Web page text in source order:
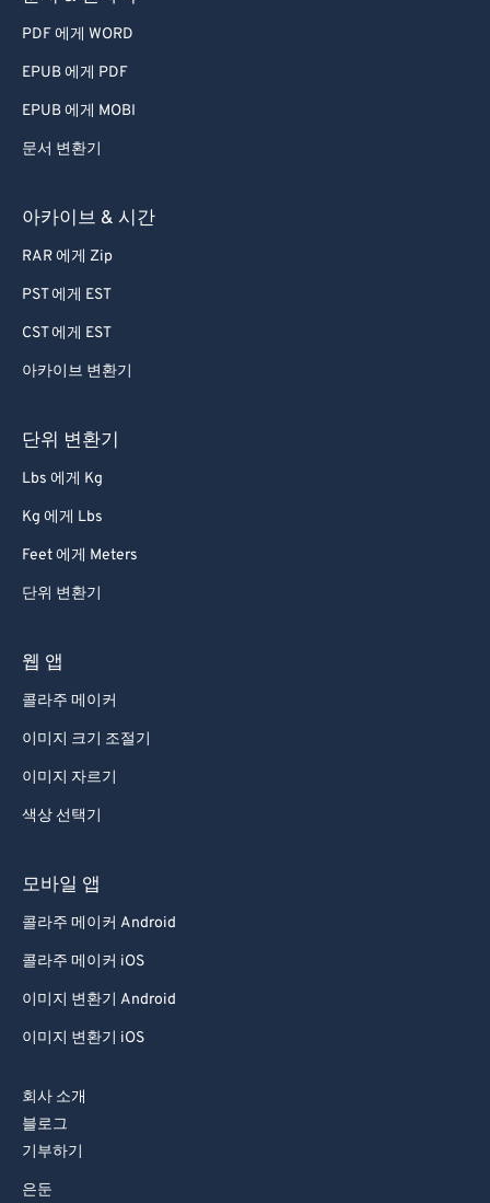
PDF 에게 WORD
EPUB 에게 PDF
EPUB 에게 MOBI
문서 변환기
아카이브 & 시간
RAR 에게 Zip
PST 에게 EST
CST 에게 EST
아카이브 변환기
단위 변환기
Lbs 에게 Kg
Kg 에게 Lbs
Feet 에게 Meters
단위 변환기
웹 앱
콜라주 메이커
이미지 크기 조절기
이미지 자르기
색상 선택기
모바일 앱
콜라주 메이커 Android
콜라주 메이커 iOS
이미지 변환기 Android
이미지 변환기 iOS
회사 소개
블로그
기부하기
은둔